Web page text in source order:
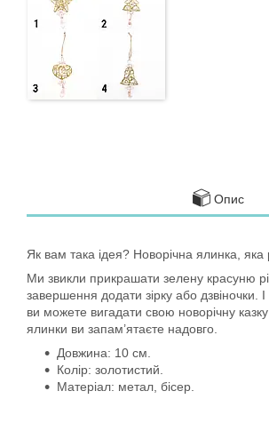
Опис
Як вам така ідея? Новорічна ялинка, яка
Ми звикли прикрашати зелену красуню
завершення додати зірку або
ви можете вигадати свою новорічну
ялинки ви запам’ятаєте надовго.
Довжина: 10 см.
Колір: золотистий.
Матеріал: метал, бісер.